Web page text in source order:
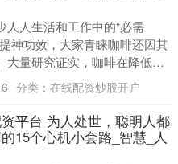
人人生活和工作中的“必需
神功效，大家青睐咖啡还因其
大量研究证实，咖啡在降低死
症风险方面具有独特“功效”。
我....
分类： 在线配资炒股开户
平台 为人处世，聪明人都
15个心机小套路_智慧_人